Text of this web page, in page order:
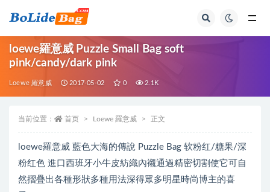
loewe羅意威 Puzzle Small Bag soft
pink/candy/dark pink
Loewe 羅意威 2017-05-02 0 2.1K
当前位置： 首页 Loewe 羅意威 正文
loewe羅意威 藍色大海的傳說 Puzzle Bag 软粉红/糖果/深
粉红色 進口西班牙小牛皮紡織內襯通過精密切割使它可自
然摺疊出各種形狀多種用法深得眾多明星時尚博主的喜